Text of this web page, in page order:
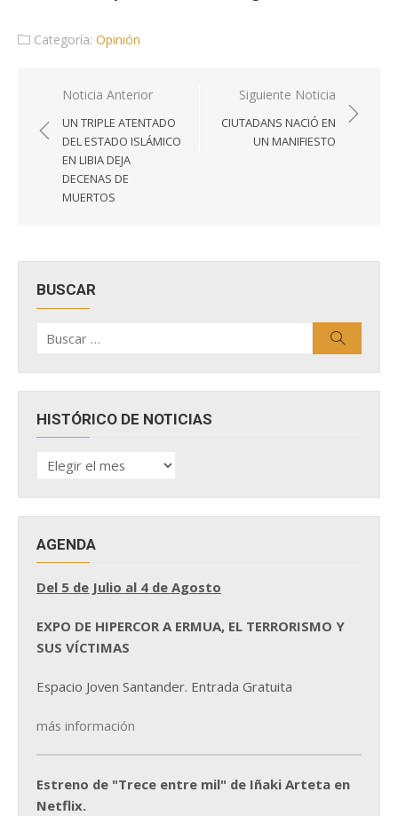
Categoría: Opinión
Navegación
de
entradas
Noticia Anterior
UN TRIPLE ATENTADO
DEL ESTADO ISLÁMICO
EN LIBIA DEJA
DECENAS DE
MUERTOS
Siguiente Noticia
CIUTADANS NACIÓ EN
UN MANIFIESTO
BUSCAR
por:
HISTÓRICO DE NOTICIAS
HISTÓRICO
DE
AGENDA
Del 5 de Julio al 4 de Agosto
EXPO DE HIPERCOR A ERMUA, EL TERRORISMO Y
SUS VÍCTIMAS
Espacio Joven Santander. Entrada Gratuita
más información
Estreno de "Trece entre mil" de Iñaki Arteta en
Netflix.